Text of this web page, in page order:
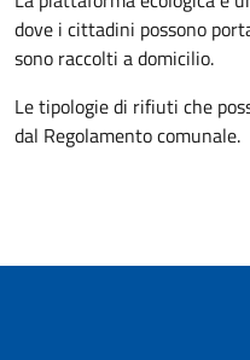
dove i cittadini possono
sono raccolti a domicilio.
Le tipologie di rifiuti che
dal Regolamento comunale.